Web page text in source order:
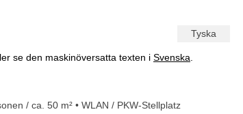
Tyska
se den maskinöversatta texten i Svenska
/ ca. 50 m² • WLAN / PKW-Stellplatz